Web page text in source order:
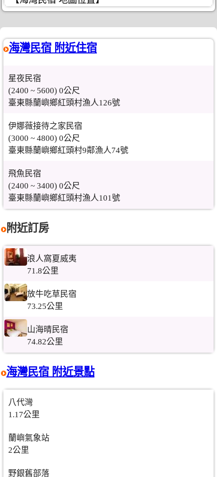
海灣民宿 附近住宿
星夜民宿
(2400 ~ 5600) 0公尺
臺東縣蘭嶼鄉紅頭村漁人126號
伊娜薇接待之家民宿
(3000 ~ 4800) 0公尺
臺東縣蘭嶼鄉紅頭村9鄰漁人74號
飛魚民宿
(2400 ~ 3400) 0公尺
臺東縣蘭嶼鄉紅頭村漁人101號
附近訂房
浪人窩夏威夷
71.8公里
放牛吃草民宿
73.25公里
山海晴民宿
74.82公里
海灣民宿 附近景點
八代灣
1.17公里
蘭嶼氣象站
2公里
野銀舊部落